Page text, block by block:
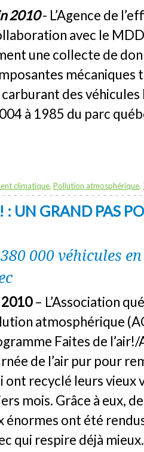
2010- L’Agence de
avec le
une collecte de
mécaniques
des véhicules
à 1985 du parc
climatique, Pollution atmosphérique,
: UN GRAND PAS
000 véhicules
2010– L’Association
atmosphérique
Faites de l’air!/
de l’air pur pour
ont recyclé leurs vieux
mois. Grâce à eux,
énormes ont été
qui respire déjà mieux.